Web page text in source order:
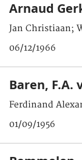
Arnaud
Jan Christiaan;
06/12/1966
Baren, F.A.
Ferdinand
01/09/1956